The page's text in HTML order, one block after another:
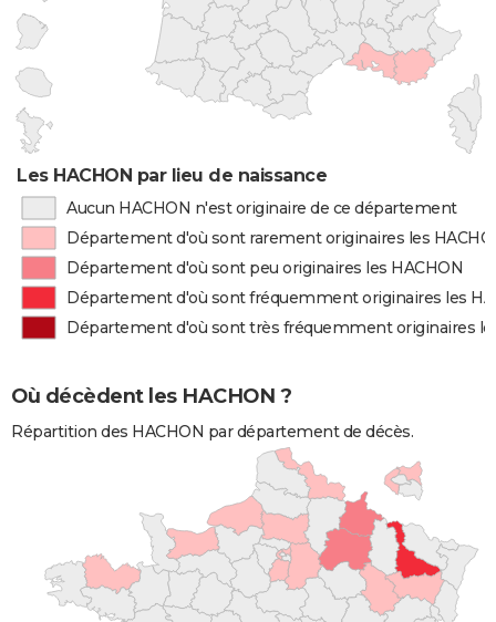
Les HACHON par lieu de naissance
Aucun HACHON n'est originaire de ce département
Département d'où sont rarement originaires les
Département d'où sont peu originaires les HACHON
Département d'où sont fréquemment originaires les
Département d'où sont très fréquemment originaires
Où décèdent les HACHON ?
Répartition des HACHON par département de décès.